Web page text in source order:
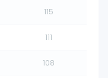
115
111
108